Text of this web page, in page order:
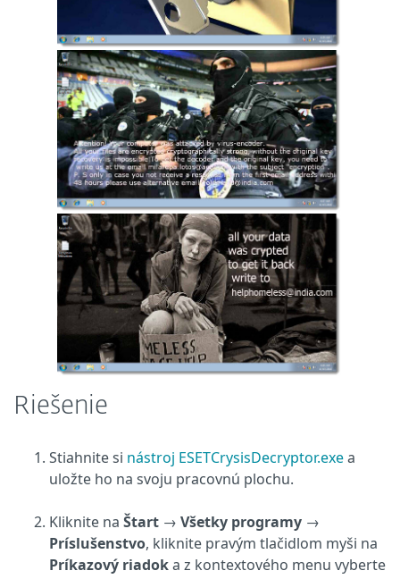
Riešenie
Stiahnite si nástroj ESETCrysisDecryptor.exea
uložte ho na svoju pracovnú plochu.
Kliknite na Štart → Všetky programy →
Príslušenstvo, kliknite pravým tlačidlom myši na
Príkazový riadoka z kontextového menu vyberte